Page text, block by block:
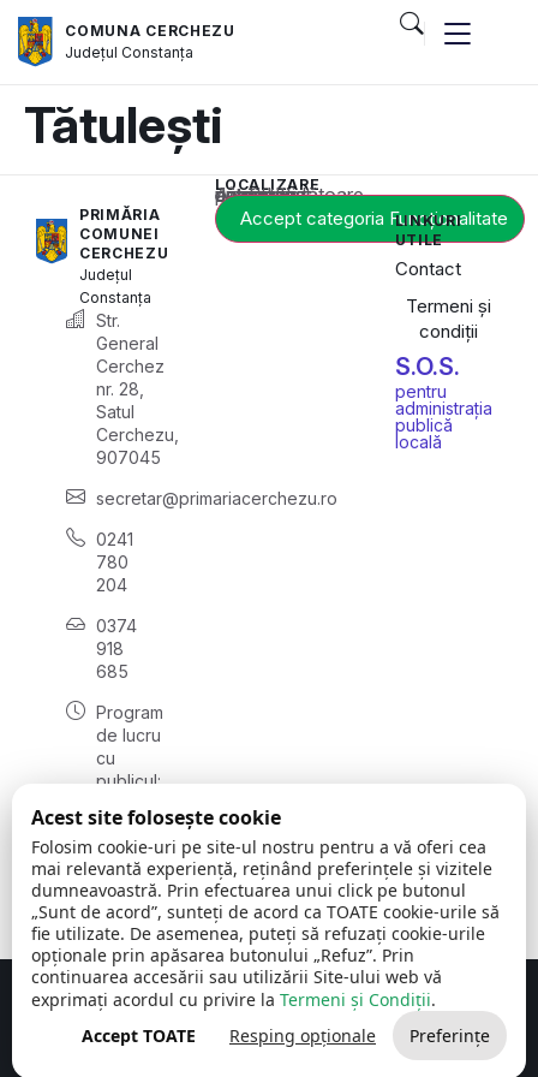
COMUNA CERCHEZU
JudețulConstanța
Tătulești
PRIMĂRIA
COMUNEI
CERCHEZU
Județul
Constanța
Str.
General
Cerchez
nr. 28,
Satul
Cerchezu,
907045
secretar@primariacerchezu.ro
0241
780
204
0374
918
685
Program
de lucru
cu
publicul:
08:00 -
16:30
, vineri:
08:00 -
14:00
LOCALIZARE
Acest conținut este blocat până când acceptați categoria corespunzătoare de cookie-uri.
Accept categoria Funcționalitate
LINKURI
UTILE
Contact
Termeni și
condiții
S.O.S.
pentru
administrația
publică
locală
Comuna Cerchezu © 2026Toate drepturile rezervate
Concept realizat de Big Media Relații Publice SRL
Acest site folosește cookie
Folosim cookie-uri pe site-ul nostru pentru a vă oferi cea
mai relevantă experiență, reținând preferințele și vizitele
dumneavoastră. Prin efectuarea unui click pe butonul
„Sunt de acord”, sunteți de acord ca TOATE cookie-urile să
fie utilizate. De asemenea, puteți să refuzați cookie-urile
opționale prin apăsarea butonului „Refuz”. Prin
continuarea accesării sau utilizării Site-ului web vă
exprimați acordul cu privire la Termeni și Condiții.
Accept TOATE
Resping opționale Preferințe